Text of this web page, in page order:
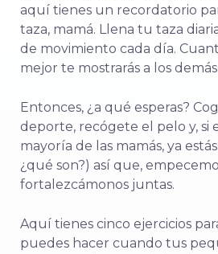
aquí tienes un recordatorio
taza, mamá. Llena tu taza
de movimiento cada día.
mejor te mostrarás a los
Entonces, ¿a qué esperas?
deporte, recógete el pelo y, si
mayoría de las mamás, ya
¿qué son?) así que,
fortalezcámonos juntas.
Aquí tienes cinco ejercicios
puedes hacer cuando tus